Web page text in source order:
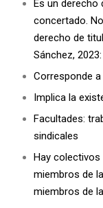
Es un derecho
concertado.
derecho de
Sánchez,
Corresponde
Implica la
Facultades:
sindicales
Hay
miembros de
miembros de